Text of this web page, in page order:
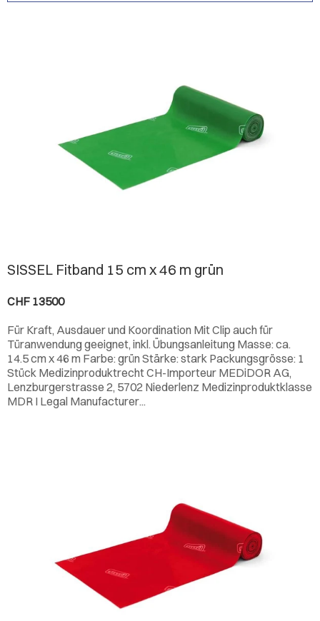
SISSEL Fitband 15 cm x 46 m grün
CHF 13500
Für Kraft, Ausdauer und Koordination Mit Clip auch für
Türanwendung geeignet, inkl. Übungsanleitung Masse: ca.
14.5 cm x 46 m Farbe: grün Stärke: stark Packungsgrösse: 1
Stück Medizinproduktrecht CH-Importeur MEDiDOR AG,
Lenzburgerstrasse 2, 5702 Niederlenz Medizinproduktklasse
MDR I Legal Manufacturer...